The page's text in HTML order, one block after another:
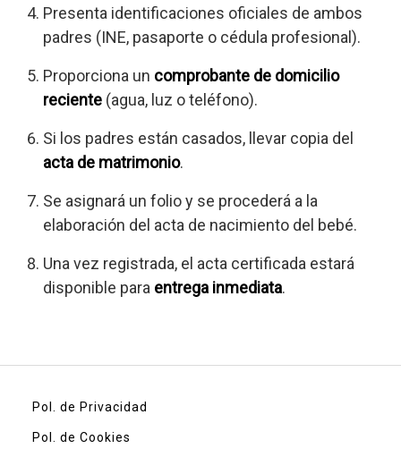
Presenta identificaciones oficiales de ambos
padres (INE, pasaporte o cédula profesional).
Proporciona un comprobante de domicilio
reciente (agua, luz o teléfono).
Si los padres están casados, llevar copia del
acta de matrimonio.
Se asignará un folio y se procederá a la
elaboración del acta de nacimiento del bebé.
Una vez registrada, el acta certificada estará
disponible para entrega inmediata.
Pol. de Privacidad
Pol. de Cookies